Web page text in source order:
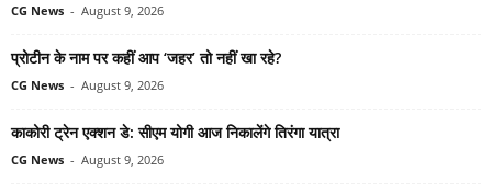
CG News - August 9, 2026
प्रोटीन के नाम पर कहीं आप ‘जहर’ तो नहीं खा रहे?
CG News - August 9, 2026
काकोरी ट्रेन एक्शन डे: सीएम योगी आज निकालेंगे तिरंगा यात्रा
CG News - August 9, 2026